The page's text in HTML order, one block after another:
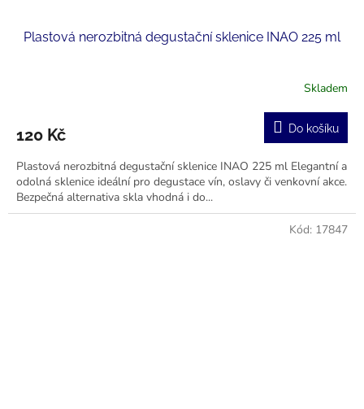
Plastová nerozbitná degustační sklenice INAO 225 ml
je
z
5
hvězdiček.
Skladem
120 Kč Do košíku
Plastová nerozbitná degustační sklenice INAO 225 ml Elegantní a
odolná sklenice ideální pro degustace vín, oslavy či venkovní akce.
Bezpečná alternativa skla vhodná i do...
Kód: 17847